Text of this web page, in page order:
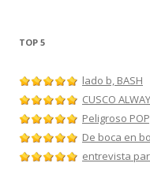
TOP 5
lado b, BASH
CUSCO
Peligroso
De boca en
entrevista